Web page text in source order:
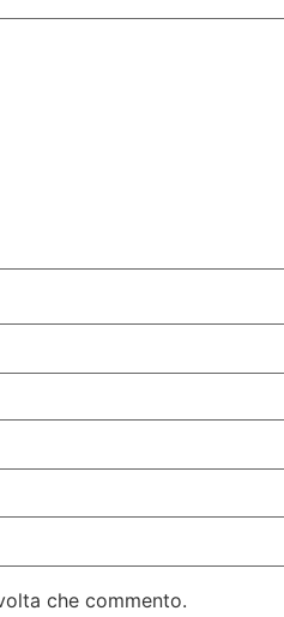
che commento.